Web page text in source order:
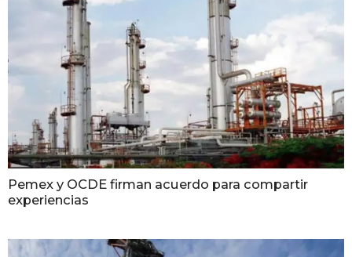
Pemex y OCDE firman acuerdo para compartir
experiencias